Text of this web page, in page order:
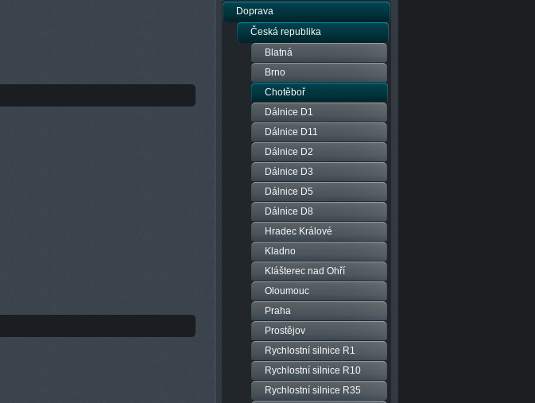
Doprava
Česká republika
Blatná
Brno
Chotěboř
Dálnice D1
Dálnice D11
Dálnice D2
Dálnice D3
Dálnice D5
Dálnice D8
Hradec Králové
Kladno
Klášterec nad Ohří
Oloumouc
Praha
Prostějov
Rychlostní silnice R1
Rychlostní silnice R10
Rychlostní silnice R35